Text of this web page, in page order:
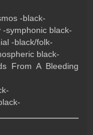
-black-
-symphonic black-
-black/folk-
black-
From A Bleeding